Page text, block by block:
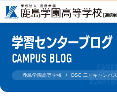
学習センターブログ
CAMPUS BLOG
鹿島学園高等学校 DSC 二戸キャンパス